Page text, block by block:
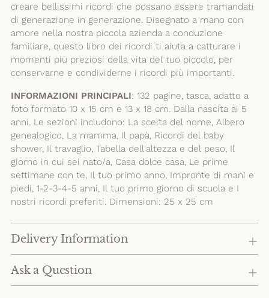
creare bellissimi ricordi che possano essere tramandati
di generazione in generazione. Disegnato a mano con
amore nella nostra piccola azienda a conduzione
familiare, questo libro dei ricordi ti aiuta a catturare i
momenti più preziosi della vita del tuo piccolo, per
conservarne e condividerne i ricordi più importanti.
INFORMAZIONI PRINCIPALI: 132 pagine, tasca, adatto a
foto formato 10 x 15 cm e 13 x 18 cm. Dalla nascita ai 5
anni. Le sezioni includono: La scelta del nome, Albero
genealogico, La mamma, Il papà, Ricordi del baby
shower, Il travaglio, Tabella dell'altezza e del peso, Il
giorno in cui sei nato/a, Casa dolce casa, Le prime
settimane con te, Il tuo primo anno, Impronte di mani e
piedi, 1-2-3-4-5 anni, Il tuo primo giorno di scuola e I
nostri ricordi preferiti. Dimensioni: 25 x 25 cm
Delivery Information
Ask a Question